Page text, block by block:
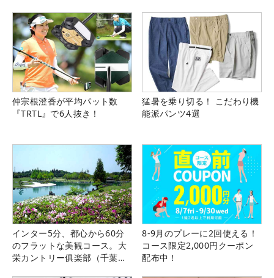
仲宗根澄香が平均パット数
『TRTL』で6人抜き！
猛暑を乗り切る！ こだわり機
能派パンツ4選
インター5分、都心から60分
のフラットな美観コース。大
栄カントリー俱楽部（千葉
8-9月のプレーに2回使える！
コース限定2,000円クーポン
配布中！